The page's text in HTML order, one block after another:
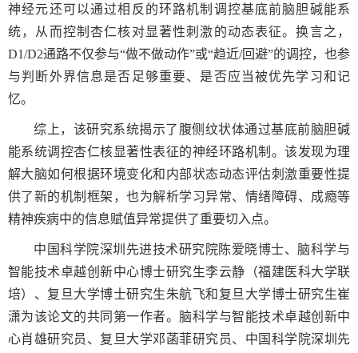
神经元还可以通过相反的环路机制调控基底前脑胆碱能系
统，从而控制杏仁核对显著性刺激的动态表征。换言之，
D1/D2通路不仅参与“做不做动作”或“趋近/回避”的调控，也参
与判断外界信息是否足够重要、是否应当被优先学习和记
忆。
综上，该研究系统揭示了腹侧纹状体通过基底前脑胆碱
能系统调控杏仁核显著性表征的神经环路机制。该发现为理
解大脑如何根据环境变化和内部状态动态评估刺激重要性提
供了新的机制框架，也为解析学习异常、情绪障碍、成瘾等
精神疾病中的信息赋值异常提供了重要切入点。
中国科学院深圳先进技术研究院陈爱晓博士、脑科学与
智能技术卓越创新中心博士研究生李云静（福建医科大学联
培）、复旦大学博士研究生朱航飞和复旦大学博士研究生崔
潇为该论文的共同第一作者。脑科学与智能技术卓越创新中
心肖雄研究员、复旦大学邓菡菲研究员、中国科学院深圳先